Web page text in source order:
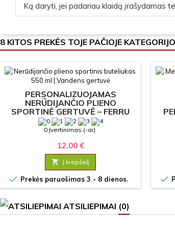
Ką daryti, jei padariau klaidą įrašydamas
8 KITOS PREKĖS TOJE PAČIOJE
PERSONALIZUOJAMAS
NERŪDIJANČIO PLIENO
SPORTINĖ GERTUVĖ – FERRU
550 ML
0 Įvertinimas (-ai)
12,00 €
 Į krepšelį
 Prekės paruošimas 3 - 8 dienos. 
ATSILIEPIMAI (0)